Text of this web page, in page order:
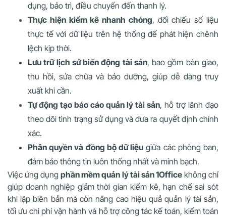
dụng, bảo trì, điều chuyển đến thanh lý.
Thực hiện kiểm kê nhanh chóng, đối chiếu số liệu
thực tế với dữ liệu trên hệ thống để phát hiện chênh
lệch kịp thời.
Lưu trữ lịch sử biến động tài sản, bao gồm bàn giao,
thu hồi, sửa chữa và bảo dưỡng, giúp dễ dàng truy
xuất khi cần.
Tự động tạo báo cáo quản lý tài sản, hỗ trợ lãnh đạo
theo dõi tình trạng sử dụng và đưa ra quyết định chính
xác.
Phân quyền và đồng bộ dữ liệu giữa các phòng ban,
đảm bảo thông tin luôn thống nhất và minh bạch.
Việc ứng dụngphần mềm quản lý tài sản 1Officekhông chỉ
giúp doanh nghiệp giảm thời gian kiểm kê, hạn chế sai sót
khi lập biên bản mà còn nâng cao hiệu quả quản lý tài sản,
tối ưu chi phí vận hành và hỗ trợ công tác kế toán, kiểm toán